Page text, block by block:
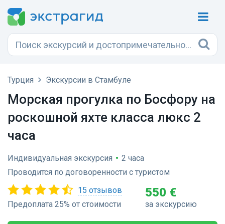
Турция Экскурсии в Стамбуле
Морская прогулка по Босфору на
роскошной яхте класса люкс 2
часа
Индивидуальная экскурсия • 2 часа
Проводится по договоренности с туристом
15 отзывов
Предоплата 25% от стоимости
550 €
за экскурсию